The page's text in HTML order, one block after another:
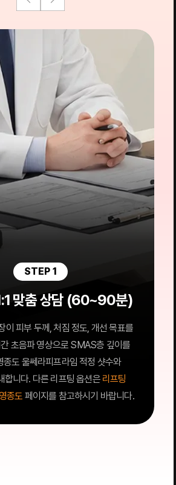
STEP 1
맞춤 상담 (60~90분)
이 피부 두께, 처짐 정도, 개선 목표를
초음파 영상으로 SMAS층 깊이를
종도 울쎄라피프라임 적정 샷수와
합니다. 다른 리프팅 옵션은 리프팅
종도 페이지를 참고하시기 바랍니다.